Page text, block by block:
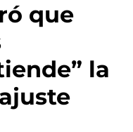
que
la